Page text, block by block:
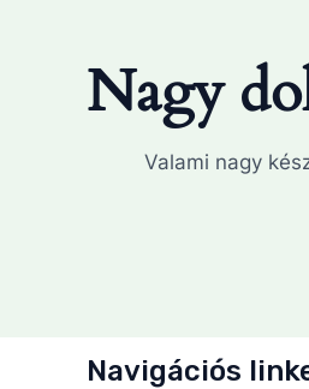
Nagy
Valami nagy
Navigációs